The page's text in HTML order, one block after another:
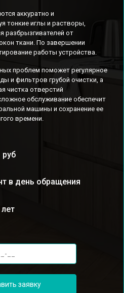
аккуратно и
тонкие иглы и растворы,
разбрызгивателей от
ткани. По завершении
работы устройства.
проблем поможет регулярное
и фильтров грубой очистки, а
чистка отверстий
обслуживание обеспечит
машины и сохранение ее
времени.
руб
в день обращения
заявку